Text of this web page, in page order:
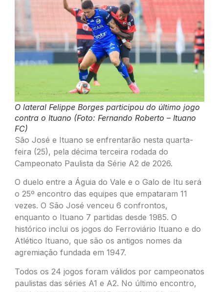
O lateral Felippe Borges participou do último jogo
contra o Ituano (Foto: Fernando Roberto – Ituano
FC)
São José e Ituano se enfrentarão nesta quarta-
feira (25), pela décima terceira rodada do
Campeonato Paulista da Série A2 de 2026.
O duelo entre a Águia do Vale e o Galo de Itu será
o 25º encontro das equipes que empataram 11
vezes. O São José venceu 6 confrontos,
enquanto o Ituano 7 partidas desde 1985. O
histórico inclui os jogos do Ferroviário Ituano e do
Atlético Ituano, que são os antigos nomes da
agremiação fundada em 1947.
Todos os 24 jogos foram válidos por campeonatos
paulistas das séries A1 e A2. No último encontro,